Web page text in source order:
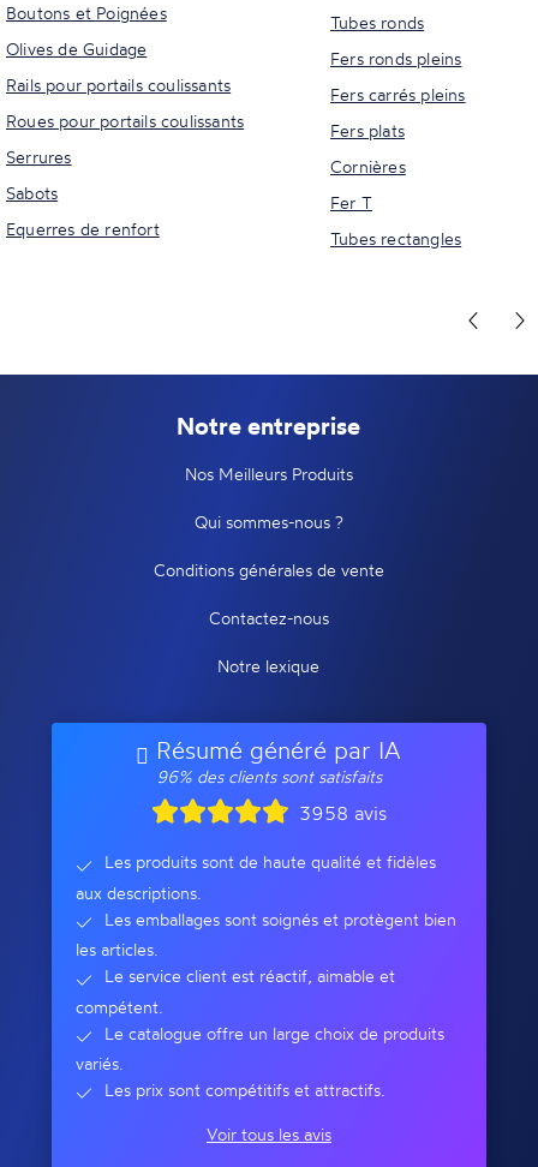
Boutons et Poignées
Olives de Guidage
Rails pour portails coulissants
Roues pour portails coulissants
Serrures
Sabots
Equerres de renfort
Tubes ronds
Fers ronds pleins
Fers carrés pleins
Fers plats
Cornières
Fer T
Tubes rectangles
Notre entreprise
Nos Meilleurs Produits
Qui sommes-nous ?
Conditions générales de vente
Contactez-nous
Notre lexique
Résumé généré par IA
96% des clients sont satisfaits
3958 avis
Les produits sont de haute qualité et fidèles
aux descriptions.
Les emballages sont soignés et protègent bien
les articles.
Le service client est réactif, aimable et
compétent.
Le catalogue offre un large choix de produits
variés.
Les prix sont compétitifs et attractifs.
Voir tous les avis